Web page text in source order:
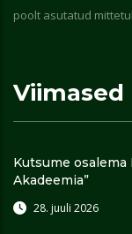
poolt asutatud
Viimased
Kutsume osalema
Akadeemia”
28. juuli 2026